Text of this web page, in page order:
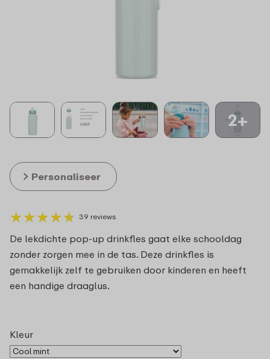
2+
★★★★★
★★★★★ 39 reviews
De lekdichte pop-up drinkfles gaat elke schooldag
zonder zorgen mee in de tas. Deze drinkfles is
gemakkelijk zelf te gebruiken door kinderen en heeft
een handige draaglus.
Personaliseer
Kleur